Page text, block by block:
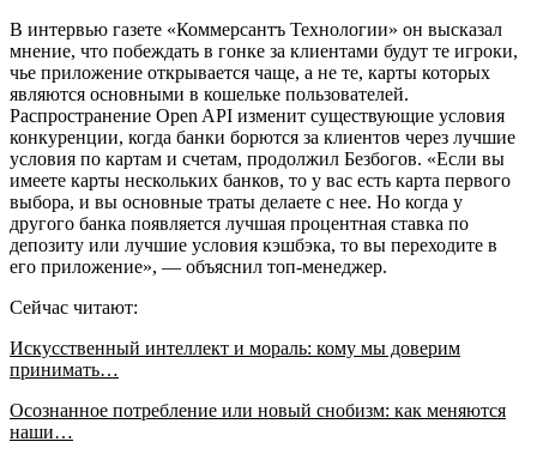
В интервью газете «Коммерсантъ Технологии» он высказал
мнение, что побеждать в гонке за клиентами будут те игроки,
чье приложение открывается чаще, а не те, карты которых
являются основными в кошельке пользователей.
Распространение Open API изменит существующие условия
конкуренции, когда банки борются за клиентов через лучшие
условия по картам и счетам, продолжил Безбогов. «Если вы
имеете карты нескольких банков, то у вас есть карта первого
выбора, и вы основные траты делаете с нее. Но когда у
другого банка появляется лучшая процентная ставка по
депозиту или лучшие условия кэшбэка, то вы переходите в
его приложение», — объяснил топ-менеджер.
Сейчас читают:
Искусственный интеллект и мораль: кому мы доверим
принимать…
Осознанное потребление или новый снобизм: как меняются
наши…